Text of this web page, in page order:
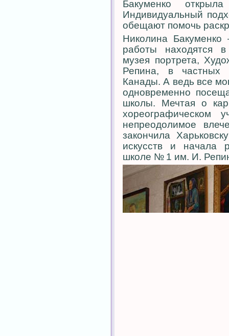
Бакуменко
Индивидуальный
обещают помочь
Николина
работы находятся в
музея портрета,
Репина, в частных
Канады. А ведь все
одновременно
школы. Мечтая о
хореографическом
непреодолимое
закончила
искусств и начала
школе № 1 им. И.